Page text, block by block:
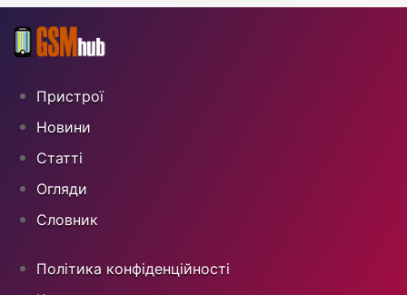
Пристрої
Новини
Статті
Огляди
Cловник
Політика конфіденційності